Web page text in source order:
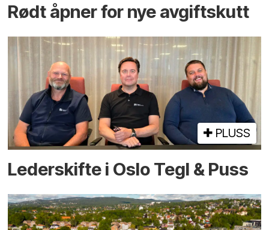
Rødt åpner for nye avgiftskutt
PLUSS
Lederskifte i Oslo Tegl & Puss